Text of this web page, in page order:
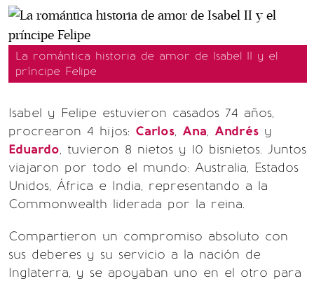
La romántica historia de amor de Isabel II y el
príncipe Felipe
Isabel y Felipe estuvieron casados 74 años,
procrearon 4 hijos: Carlos, Ana, Andrés y
Eduardo, tuvieron 8 nietos y 10 bisnietos. Juntos
viajaron por todo el mundo: Australia, Estados
Unidos, África e India, representando a la
Commonwealth liderada por la reina.
Compartieron un compromiso absoluto con
sus deberes y su servicio a la nación de
Inglaterra, y se apoyaban uno en el otro para